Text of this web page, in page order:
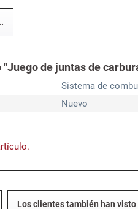
de juntas de
Sistema de
Nuevo
Los clientes también han visto